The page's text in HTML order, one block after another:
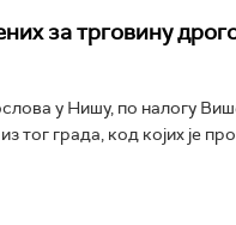
за трговину
у Нишу, по налогу
тог града, код којих је